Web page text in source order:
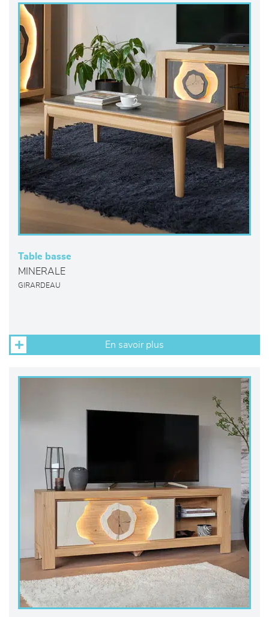
Table basse
MINERALE
GIRARDEAU
En savoir plus